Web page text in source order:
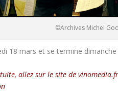
©Archives Michel
18 mars et se termine
allez sur le site de